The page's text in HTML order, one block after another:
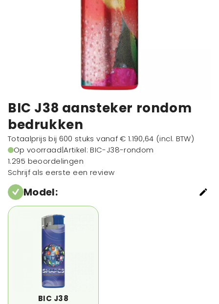
BIC J38 aansteker rondom
bedrukken
Totaalprijs bij 600 stuks vanaf€ 1.190,64 (incl. BTW)
Op voorraad|Artikel: BIC-J38-rondom
1.295 beoordelingen
Schrijf als eerste een review
Model:
BIC J38